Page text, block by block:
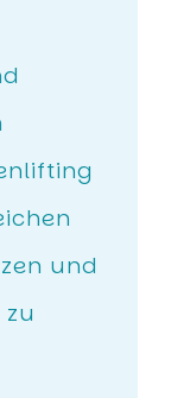
und